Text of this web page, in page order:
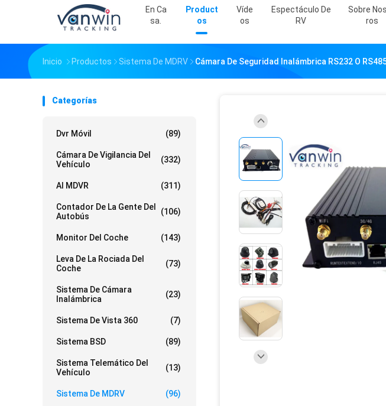
En Ca
Sa.
Product
Os
Víde
Os
Espectáculo De
RV
Sobre
Ros
Inicio Productos Sistema De MDRV Cámara De Seguridad Inalámbrica RS232 O
Categorías
Dvr Móvil (89)
Cámara De Vigilancia Del
Vehículo
(332)
AI MDVR (311)
Contador De La Gente Del
Autobús
(106)
Monitor Del Coche (143)
Leva De La Rociada Del
Coche
(73)
Sistema De Cámara
Inalámbrica
(23)
Sistema De Vista 360 (7)
Sistema BSD (89)
Sistema Telemático Del
Vehículo
(13)
Sistema De MDRV (96)